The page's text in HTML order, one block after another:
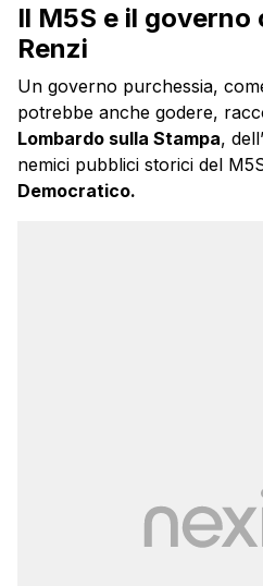
Il M5S e il governo
Renzi
Un governo purchessia,
potrebbe anche godere,
Lombardo sulla Stampa,
nemici pubblici storici del
Democratico.